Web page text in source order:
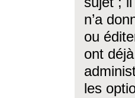
n’a
ou
ont
les